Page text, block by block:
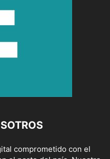
comprometido con el